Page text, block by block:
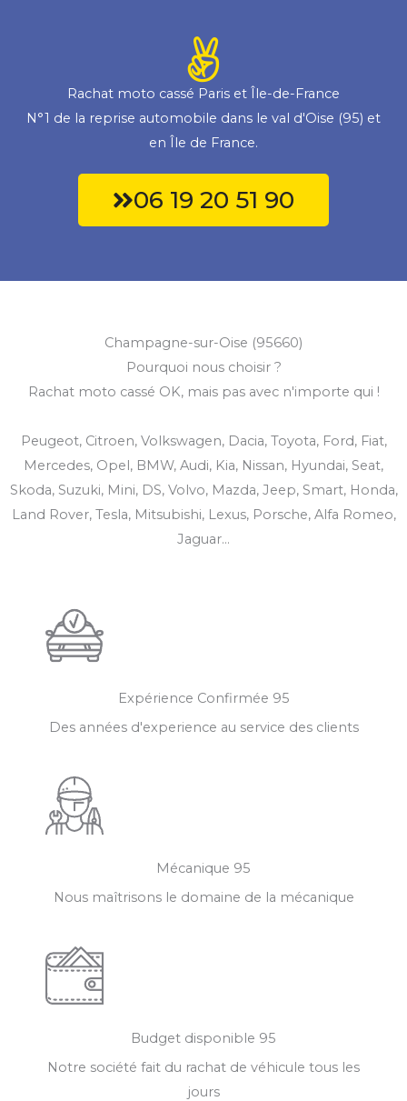
Rachat moto cassé Paris et Île-de-France
N°1 de la reprise automobile dans le val d'Oise (95) et
en Île de France.
06 19 20 51 90
Champagne-sur-Oise (95660)
Pourquoi nous choisir ?
Rachat moto cassé OK, mais pas avec n'importe qui !
Peugeot, Citroen, Volkswagen, Dacia, Toyota, Ford, Fiat,
Mercedes, Opel, BMW, Audi, Kia, Nissan, Hyundai, Seat,
Skoda, Suzuki, Mini, DS, Volvo, Mazda, Jeep, Smart, Honda,
Land Rover, Tesla, Mitsubishi, Lexus, Porsche, Alfa Romeo,
Jaguar...
Expérience Confirmée​ 95
Des années d'experience au service des clients​
Mécanique 95
Nous maîtrisons le domaine de la mécanique
Budget disponible 95
Notre société fait du rachat de véhicule tous les
jours